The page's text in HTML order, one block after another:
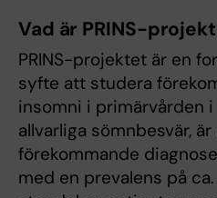
Vad är PRINS-
PRINS-projektet är en
syfte att studera
insomni i primärvården i
allvarliga sömnbesvär,
förekommande
med en prevalens på